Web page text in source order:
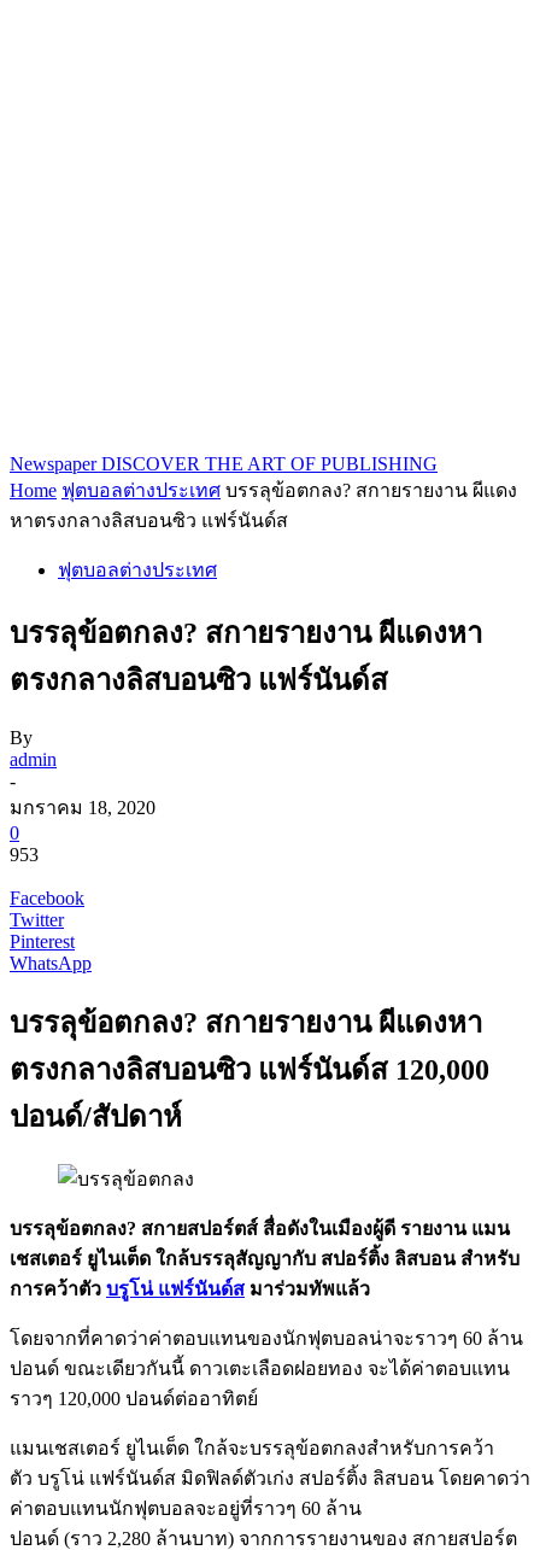
Newspaper DISCOVER THE ART OF PUBLISHING
Home ฟุตบอลต่างประเทศ บรรลุข้อตกลง? สกายรายงาน ผีแดง
หาตรงกลางลิสบอนซิว แฟร์นันด์ส
ฟุตบอลต่างประเทศ
บรรลุข้อตกลง? สกายรายงาน ผีแดงหา
ตรงกลางลิสบอนซิว แฟร์นันด์ส
By
admin
-
มกราคม 18, 2020
0
953
Facebook
Twitter
Pinterest
WhatsApp
บรรลุข้อตกลง? สกายรายงาน ผีแดงหา
ตรงกลางลิสบอนซิว แฟร์นันด์ส 120,000
ปอนด์/สัปดาห์
บรรลุข้อตกลง? สกายสปอร์ตส์ สื่อดังในเมืองผู้ดี รายงาน แมน
เชสเตอร์ ยูไนเต็ด ใกล้บรรลุสัญญากับ สปอร์ติ้ง ลิสบอน สำหรับ
การคว้าตัว บรูโน่ แฟร์นันด์ส มาร่วมทัพแล้ว
โดยจากที่คาดว่าค่าตอบแทนของนักฟุตบอลน่าจะราวๆ 60 ล้าน
ปอนด์ ขณะเดียวกันนี้ ดาวเตะเลือดฝอยทอง จะได้ค่าตอบแทน
ราวๆ 120,000 ปอนด์ต่ออาทิตย์
แมนเชสเตอร์ ยูไนเต็ด ใกล้จะบรรลุข้อตกลงสำหรับการคว้า
ตัว บรูโน่ แฟร์นันด์ส มิดฟิลด์ตัวเก่ง สปอร์ติ้ง ลิสบอน โดยคาดว่า
ค่าตอบแทนนักฟุตบอลจะอยู่ที่ราวๆ 60 ล้าน
ปอนด์ (ราว 2,280 ล้านบาท) จากการรายงานของ สกายสปอร์ต